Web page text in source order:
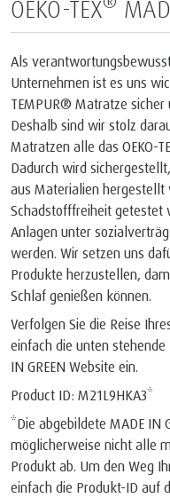
OEKO-TEX
Als
Unternehmen ist es uns
TEMPUR® Matratze
Deshalb sind wir stolz
Matratzen alle das OEKO-
Dadurch wird
aus Materialien hergestellt
Schadstofffreiheit getestet
Anlagen unter
werden. Wir setzen uns
Produkte herzustellen,
Schlaf genießen können.
Verfolgen Sie die Reise
einfach die unten stehende
IN GREEN Website ein.
Product ID: M21L9HKA3*
*Die abgebildete MADE IN
möglicherweise nicht alle
Produkt ab. Um den Weg
einfach die Produkt-ID auf